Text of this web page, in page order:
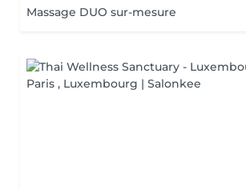
Massage DUO sur-mesure